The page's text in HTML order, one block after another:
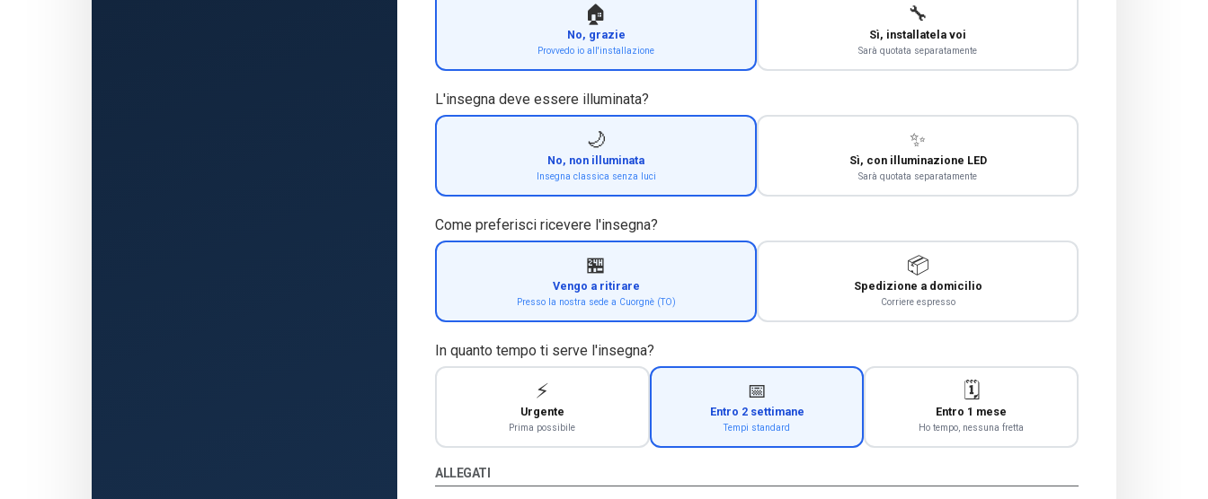
🏠
No, grazie
Provvedo io all'installazione
🔧
Sì, installatela voi
Sarà quotata separatamente
L'insegna deve essere illuminata?
🌙
No, non illuminata
Insegna classica senza luci
✨
Sì, con illuminazione LED
Sarà quotata separatamente
Come preferisci ricevere l'insegna?
🏪
Vengo a ritirare
Presso la nostra sede a Cuorgnè (TO)
📦
Spedizione a domicilio
Corriere espresso
In quanto tempo ti serve l'insegna?
⚡
Urgente
Prima possibile
📅
Entro 2 settimane
Tempi standard
🗓️
Entro 1 mese
Ho tempo, nessuna fretta
ALLEGATI